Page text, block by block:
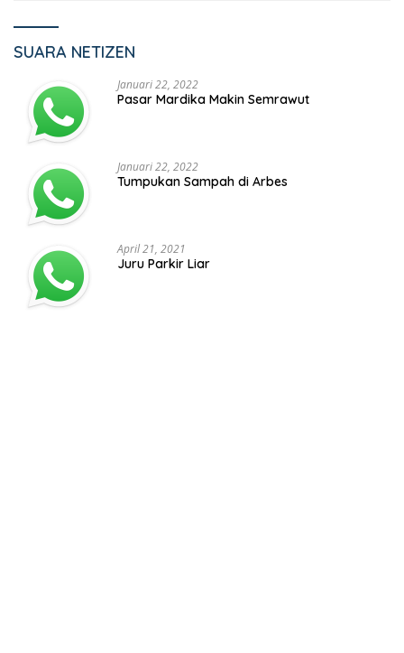
SUARA NETIZEN
Januari 22, 2022
Pasar Mardika Makin Semrawut
Januari 22, 2022
Tumpukan Sampah di Arbes
April 21, 2021
Juru Parkir Liar